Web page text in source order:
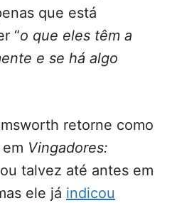
que está
“o que eles têm a
e se há algo
retorne como
Vingadores:
ou talvez até antes em
ele já indicou